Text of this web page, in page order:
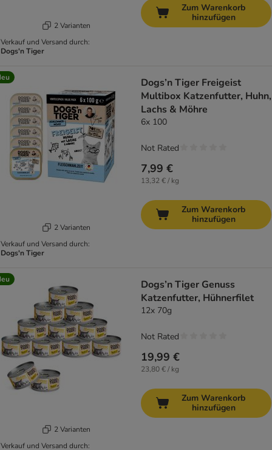
2 Varianten
Verkauf und Versand durch:
Dogs'n Tiger
Zum Warenkorb
hinzufügen
2 Varianten
Verkauf und Versand durch:
Dogs'n Tiger
Dogs’n Tiger Freigeist
Multibox Katzenfutter, Huhn,
Lachs & Möhre
6x 100
7,99 €
13,32 € / kg
Not Rated
Zum Warenkorb
hinzufügen
2 Varianten
Verkauf und Versand durch:
Dogs’n Tiger Genuss
Katzenfutter, Hühnerfilet
12x 70g
19,99 €
23,80 € / kg
Not Rated
Zum Warenkorb
hinzufügen